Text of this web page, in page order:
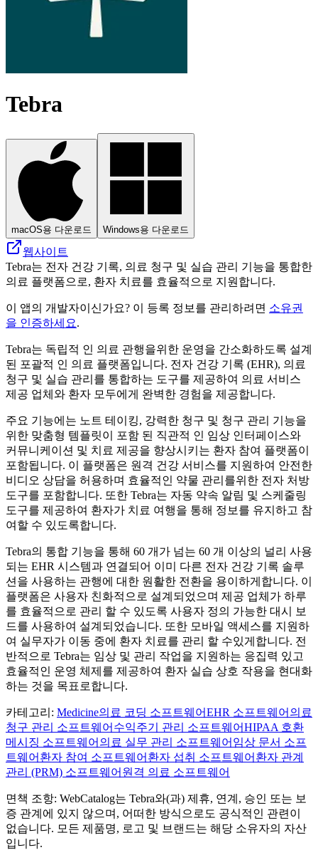
Tebra
macOS용 다운로드 Windows용 다운로드
웹사이트
Tebra는 전자 건강 기록, 의료 청구 및 실습 관리 기능을 통합한
의료 플랫폼으로, 환자 치료를 효율적으로 지원합니다.
이 앱의 개발자이신가요? 이 등록 정보를 관리하려면 소유권
을 인증하세요.
Tebra는 독립적 인 의료 관행을위한 운영을 간소화하도록 설계
된 포괄적 인 의료 플랫폼입니다. 전자 건강 기록 (EHR), 의료
청구 및 실습 관리를 통합하는 도구를 제공하여 의료 서비스
제공 업체와 환자 모두에게 완벽한 경험을 제공합니다.
주요 기능에는 노트 테이킹, 강력한 청구 및 청구 관리 기능을
위한 맞춤형 템플릿이 포함 된 직관적 인 임상 인터페이스와
커뮤니케이션 및 치료 제공을 향상시키는 환자 참여 플랫폼이
포함됩니다. 이 플랫폼은 원격 건강 서비스를 지원하여 안전한
비디오 상담을 허용하며 효율적인 약물 관리를위한 전자 처방
도구를 포함합니다. 또한 Tebra는 자동 약속 알림 및 스케줄링
도구를 제공하여 환자가 치료 여행을 통해 정보를 유지하고 참
여할 수 있도록합니다.
Tebra의 통합 기능을 통해 60 개가 넘는 60 개 이상의 널리 사용
되는 EHR 시스템과 연결되어 이미 다른 전자 건강 기록 솔루
션을 사용하는 관행에 대한 원활한 전환을 용이하게합니다. 이
플랫폼은 사용자 친화적으로 설계되었으며 제공 업체가 하루
를 효율적으로 관리 할 수 ​​있도록 사용자 정의 가능한 대시 보
드를 사용하여 설계되었습니다. 또한 모바일 액세스를 지원하
여 실무자가 이동 중에 환자 치료를 관리 할 수있게합니다. 전
반적으로 Tebra는 임상 및 관리 작업을 지원하는 응집력 있고
효율적인 운영 체제를 제공하여 환자 실습 상호 작용을 현대화
하는 것을 목표로합니다.
카테고리 : Medicine의료 코딩 소프트웨어EHR 소프트웨어 의료
청구 관리 소프트웨어 수익주기 관리 소프트웨어HIPAA 호환
메시징 소프트웨어 의료 실무 관리 소프트웨어 임상 문서 소프
트웨어 환자 참여 소프트웨어 환자 섭취 소프트웨어 환자 관계
관리 (PRM) 소프트웨어 원격 의료 소프트웨어
면책 조항: WebCatalog는 Tebra와(과) 제휴, 연계, 승인 또는 보
증 관계에 있지 않으며, 어떠한 방식으로도 공식적인 관련이
없습니다. 모든 제품명, 로고 및 브랜드는 해당 소유자의 자산
입니다.